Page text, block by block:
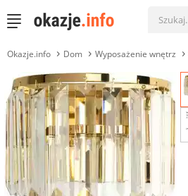
Okazje.info Dom Wyposażenie wnętrz